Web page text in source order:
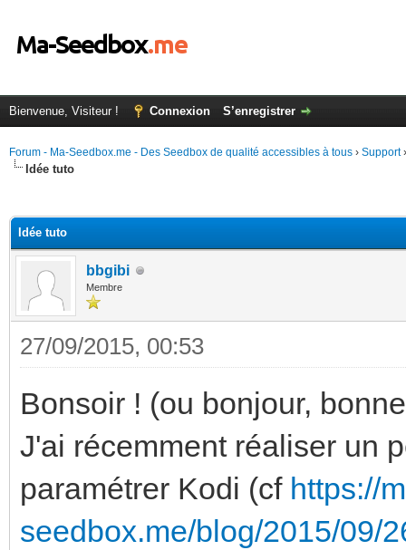
Bienvenue, Visiteur ! Connexion S’enregistrer
Forum - Ma-Seedbox.me - Des Seedbox de qualité accessibles à tous › Support
Idée tuto
Idée tuto
bbgibi
Membre
27/09/2015, 00:53
Bonsoir ! (ou bonjour,
J'ai récemment réaliser un
paramétrer Kodi (cf https://
seedbox.me/blog/2015/09/